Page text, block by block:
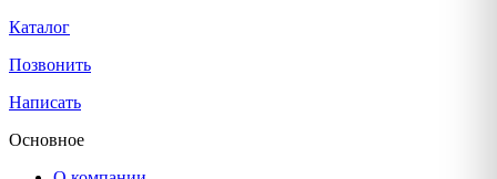
Каталог
Позвонить
Написать
Основное